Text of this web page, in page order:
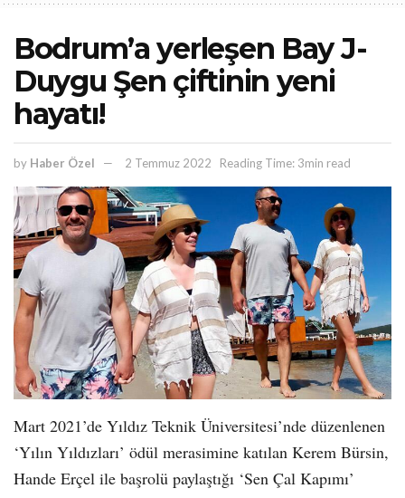
Bodrum’a yerleşen Bay J-
Duygu Şen çiftinin yeni
hayatı!
by Haber Özel 2 Temmuz 2022 Reading Time: 3min read
Mart 2021’de Yıldız Teknik Üniversitesi’nde düzenlenen
‘Yılın Yıldızları’ ödül merasimine katılan Kerem Bürsin,
Hande Erçel ile başrolü paylaştığı ‘Sen Çal Kapımı’